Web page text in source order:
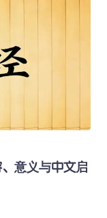
意义与中文启